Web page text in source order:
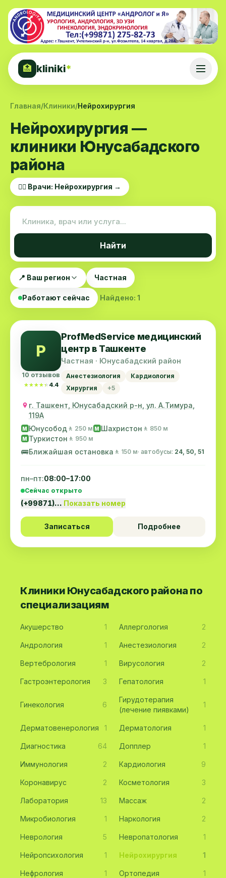
🏥 kliniki*
Главная/Клиники/Нейрохирургия
Нейрохирургия —
клиники Юнусабадского
района
👨‍⚕️ Врачи: Нейрохирургия →
Найти
📍 Ваш регион Частная
Работают сейчас Найдено: 1
P
10 отзывов
★★★★★
★★★★★ 4.4
ProfMedService медицинский
центр в Ташкенте
Частная · Юнусабадский район
Анестезиология
Кардиология
Хирургия
+5
г. Ташкент, Юнусабадский р-н, ул. А.Тимура,
119A
M Юнусобод 🚶 250 м M Шахристон 🚶 850 м
M Туркистон 🚶 950 м
🚌Ближайшая остановка 🚶 150 м· автобусы: 24, 50, 51
пн–пт:08:00–17:00
Сейчас открыто
(+99871)… Показать номер
Записаться Подробнее
Клиники Юнусабадского района по
специализациям
Акушерство 1 Аллергология 2
Андрология 1 Анестезиология 2
Вертебрология 1 Вирусология 2
Гастроэнтерология 3 Гепатология 1
Гинекология 6
Гирудотерапия
(лечение пиявками)
1
Дерматовенерология 1 Дерматология 1
Диагностика 64 Допплер 1
Иммунология 2 Кардиология 9
Коронавирус 2 Косметология 3
Лаборатория 13 Массаж 2
Микробиология 1 Наркология 2
Неврология 5 Невропатология 1
Нейропсихология 1 Нейрохирургия 1
Нефрология 1 Ортопедия 1